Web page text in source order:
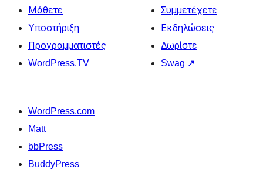
Μάθετε
Υποστήριξη
Προγραμματιστές
WordPress.TV
Συμμετέχετε
Εκδηλώσεις
Δωρίστε
Swag ↗
WordPress.com
Matt
bbPress
BuddyPress